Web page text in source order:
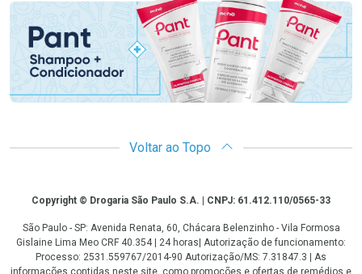
Voltar ao Topo
CopyrightCopyright © Drogaria São Paulo S.A. | CNPJ: 61.412.110/0565-33
São Paulo - SP: Avenida Renata, 60, Chácara Belenzinho - Vila Formosa
Gislaine Lima Meo CRF 40.354 | 24 horas| Autorização de funcionamento:
Processo: 2531.559767/2014-90 Autorização/MS: 7.31847.3 | As
informações contidas neste site, como promoções e ofertas de remédios e